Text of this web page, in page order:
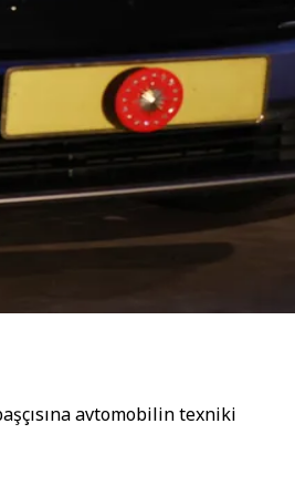
avtomobilin texniki